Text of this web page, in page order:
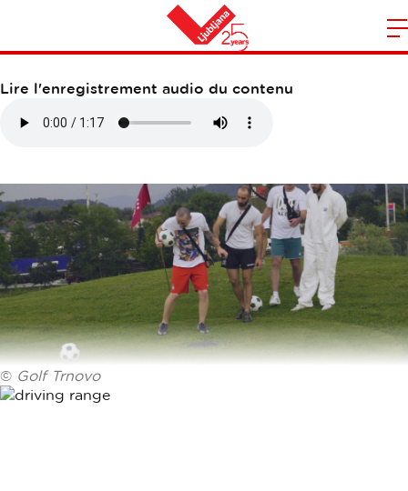
Maison
GOLF TRNOVO
Lire l'enregistrement audio du contenu
© Golf Trnovo